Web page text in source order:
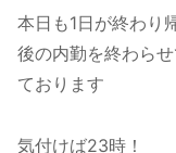
本日も1日が終わり
後の内勤を終わら
ております
気付けば23時！